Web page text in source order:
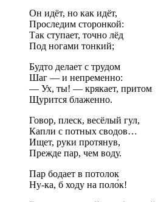
Он идёт, но как идёт,
Проследим сторонкой:
Так ступает, точно лёд
Под ногами тонкий;
Будто делает с трудом
Шаг — и непременно:
— Ух, ты! — крякает, притом
Щурится блаженно.
Говор, плеск, весёлый гул,
Капли с потных сводов…
Ищет, руки протянув,
Прежде пар, чем воду.
Пар бодает в потолок
Ну-ка, б ходу на поло́к!